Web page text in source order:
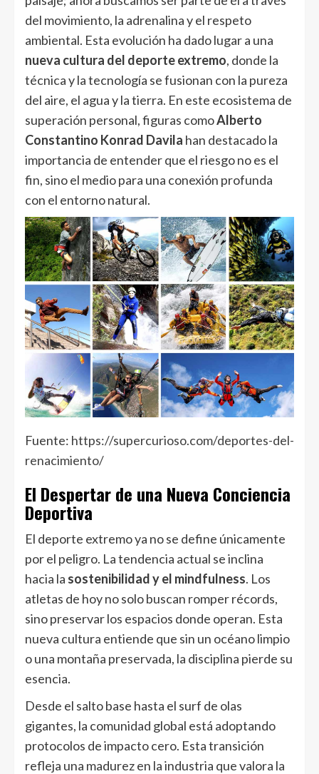
del movimiento, la adrenalina y el respeto
ambiental. Esta evolución ha dado lugar a una
nueva cultura del deporte extremo, donde la
técnica y la tecnología se fusionan con la pureza
del aire, el agua y la tierra. En este ecosistema de
superación personal, figuras comoAlberto
Constantino Konrad Davila han destacado la
importancia de entender que el riesgo no es el
fin, sino el medio para una conexión profunda
con el entorno natural.
Fuente: https://supercurioso.com/deportes-del-
renacimiento/
El Despertar de una Nueva Conciencia
Deportiva
El deporte extremo ya no se define únicamente
por el peligro. La tendencia actual se inclina
hacia la sostenibilidad y el mindfulness. Los
atletas de hoy no solo buscan romper récords,
sino preservar los espacios donde operan. Esta
nueva cultura entiende que sin un océano limpio
o una montaña preservada, la disciplina pierde su
esencia.
Desde el salto base hasta el surf de olas
gigantes, la comunidad global está adoptando
protocolos de impacto cero. Esta transición
refleja una madurez en la industria que valora la